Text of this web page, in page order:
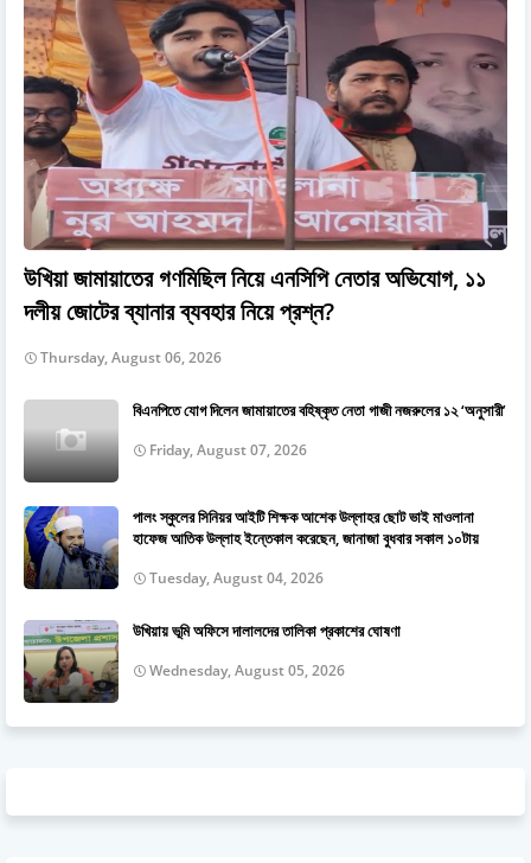
উখিয়া জামায়াতের গণমিছিল নিয়ে এনসিপি নেতার অভিযোগ, ১১
দলীয় জোটের ব্যানার ব্যবহার নিয়ে প্রশ্ন?
Thursday, August 06, 2026
বিএনপিতে যোগ দিলেন জামায়াতের বহিষ্কৃত নেতা গাজী নজরুলের ১২ ‘অনুসারী’
Friday, August 07, 2026
পালং স্কুলের সিনিয়র আইটি শিক্ষক আশেক উল্লাহর ছোট ভাই মাওলানা
হাফেজ আতিক উল্লাহ ইন্তেকাল করেছেন, জানাজা বুধবার সকাল ১০টায়
Tuesday, August 04, 2026
উখিয়ায় ভূমি অফিসে দালালদের তালিকা প্রকাশের ঘোষণা
Wednesday, August 05, 2026